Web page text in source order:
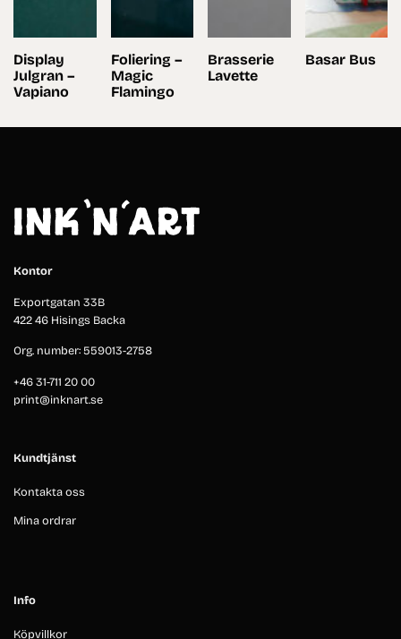
Display
Julgran –
Vapiano
Foliering –
Magic
Flamingo
Brasserie
Lavette
Basar Bus
Kontor
Exportgatan 33B
422 46 Hisings Backa
Org. number: 559013-2758
+46 31-711 20 00
print@inknart.se
Kundtjänst
Kontakta oss
Mina ordrar
Info
Köpvillkor